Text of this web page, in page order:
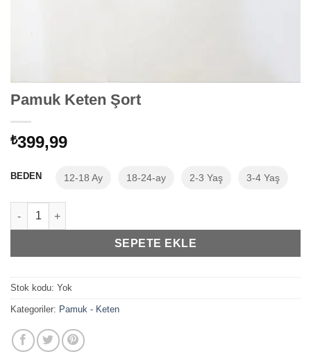
Pamuk Keten Şort
₺399,99
BEDEN 12-18 Ay 18-24-ay 2-3 Yaş 3-4 Yaş
Pamuk Keten Şort adet
SEPETE EKLE
Stok kodu: Yok
Kategoriler: Pamuk - Keten